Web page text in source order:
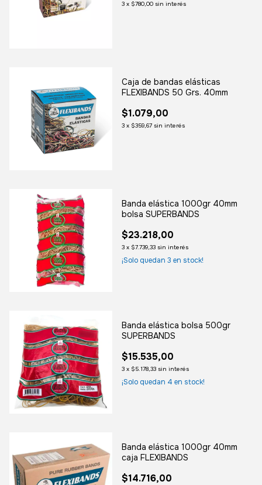
3 x $780,00 sin interés
Caja de bandas elásticas
FLEXIBANDS 50 Grs. 40mm
$1.079,00
3 x $359,67 sin interés
Banda elástica 1000gr 40mm
bolsa SUPERBANDS
$23.218,00
3 x $7.739,33 sin interés
¡Solo quedan 3 en stock!
Banda elástica bolsa 500gr
SUPERBANDS
$15.535,00
3 x $5.178,33 sin interés
¡Solo quedan 4 en stock!
Banda elástica 1000gr 40mm
caja FLEXIBANDS
$14.716,00